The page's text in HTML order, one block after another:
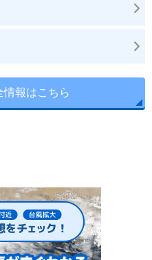
情報はこちら